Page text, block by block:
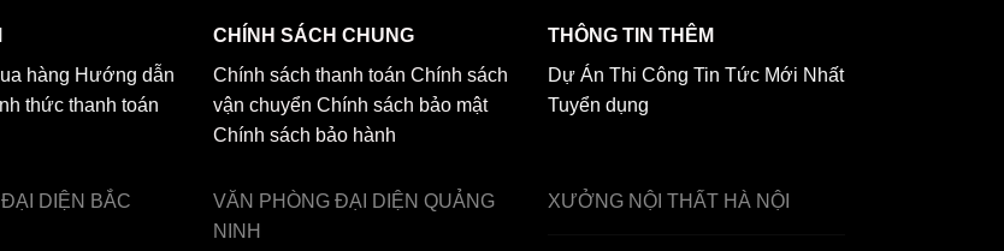
hàng Hướng dẫn
thức thanh toán
CHÍNH SÁCH CHUNG
Chính sách thanh toán Chính sách
vận chuyển Chính sách bảo mật
Chính sách bảo hành
THÔNG TIN THÊM
Dự Án Thi Công Tin Tức Mới Nhất
Tuyển dụng
DIỆN BẮC
VĂN PHÒNG ĐẠI DIỆN QUẢNG
NINH
XƯỞNG NỘI THẤT HÀ NỘI